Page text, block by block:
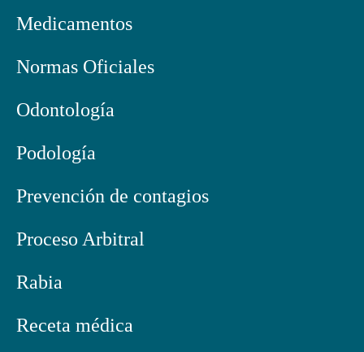
Medicamentos
Normas Oficiales
Odontología
Podología
Prevención de contagios
Proceso Arbitral
Rabia
Receta médica